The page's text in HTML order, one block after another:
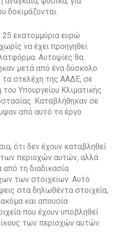
δοκιμάζονται.
εκατομμύρια ευρώ
να έχει προηγηθεί
Αυτοψίες θα
μετά από ένα δύσκολο
στελέχη της ΑΑΔΕ, σε
Υπουργείου Κλιματικής
Καταβλήθηκαν σε
από αυτό το έργο
ότι δεν έχουν καταβληθεί
περιοχών αυτών, αλλά
τη διαδικασία
των στοιχείων. Αυτό
στα δηλωθέντα στοιχεία,
και απουσία
που έχουν υποβληθεί
των περιοχών αυτών.